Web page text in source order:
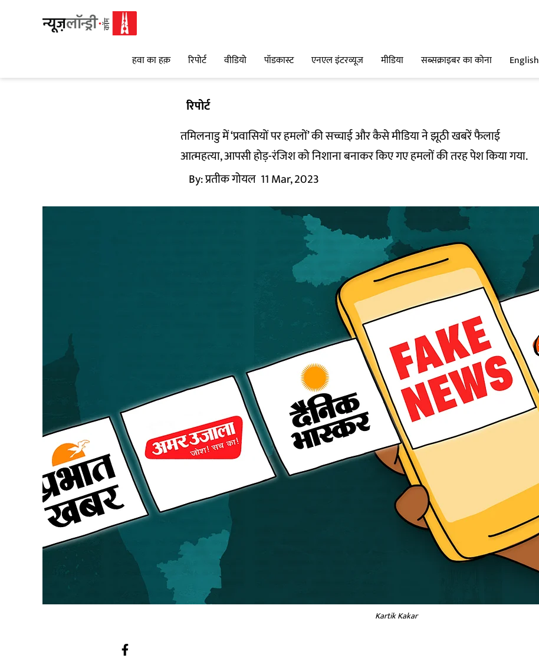
हवा का हक़ रिपोर्ट वीडियो पॉडकास्ट एनएल इंटरव्यूज मीडिया सब्सक्राइबर का कोना English
रिपोर्ट
तमिलनाडु में ‘प्रवासियों पर हमलों’ की सच्चाई और कैसे मीडिया ने झूठी खबरें फैलाई
आत्महत्या, आपसी होड़-रंजिश को निशाना बनाकर किए गए हमलों की तरह पेश किया गया.
By:प्रतीक गोयल 11 Mar, 2023
Kartik Kakar